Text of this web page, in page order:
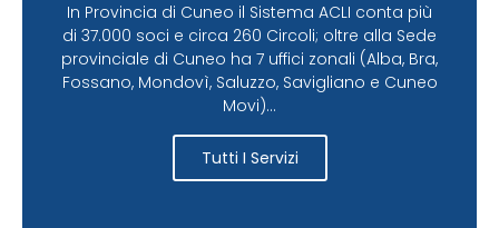
In Provincia di Cuneo il Sistema ACLI conta più
di 37.000 soci e circa 260 Circoli; oltre alla Sede
provinciale di Cuneo ha 7 uffici zonali (Alba, Bra,
Fossano, Mondovì, Saluzzo, Savigliano e Cuneo
Movi)...
Tutti I Servizi